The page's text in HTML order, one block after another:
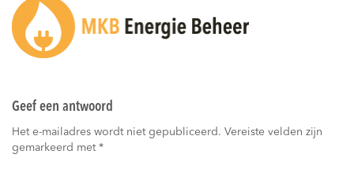
Geef een antwoord
Het e-mailadres wordt niet gepubliceerd. Vereiste velden zijn
gemarkeerd met *